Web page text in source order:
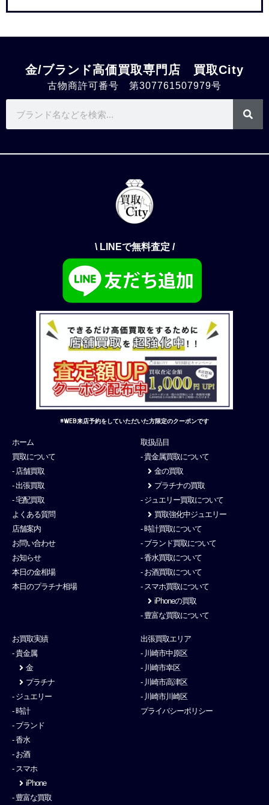
金/ブランド高価買取専門店 買取City
古物商許可番号 第307761507979号
\ LINEで無料査定 /
※WEB来店予約をしていただいた方限定のクーポンです
ホーム
買取について
- 店舗買取
- 出張買取
- 宅配買取
よくある質問
店舗案内
お問い合わせ
お知らせ
本日の金相場
本日のプラチナ相場
取扱品目
- 貴金属買取について
金の買取
プラチナの買取
- ジュエリー買取について
買取強化中ジュエリー
- 時計買取について
- ブランド買取について
- 香水買取について
- お酒買取について
- スマホ買取について
iPhoneの買取
- 豊富な買取について
お買取実績
- 貴金属
金
プラチナ
- ジュエリー
- 時計
- ブランド
- 香水
- お酒
- スマホ
iPhone
- 豊富な買取
出張買取エリア
- 川崎市中原区
- 川崎市幸区
- 川崎市高津区
- 川崎市川崎区
プライバシーポリシー